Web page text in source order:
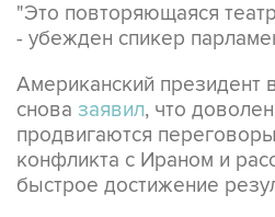
"Это повторяющаяся
- убежден спикер
Американский президент
снова заявил, что
продвигаются
конфликта с Ираном и
быстрое достижение